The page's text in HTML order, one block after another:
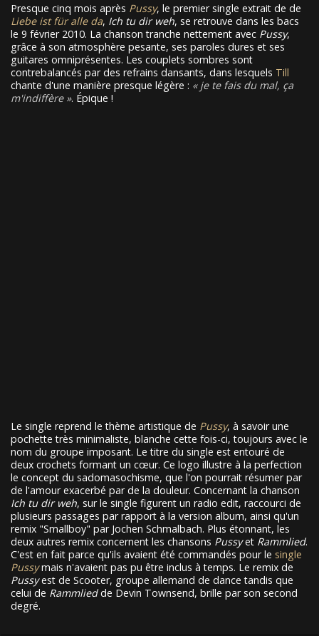
Presque cinq mois après Pussy, le premier single extrait de de
Liebe ist für alle da, Ich tu dir weh, se retrouve dans les bacs
le 9 février 2010. La chanson tranche nettement avec Pussy,
grâce à son atmosphère pesante, ses paroles dures et ses
guitares omniprésentes. Les couplets sombres sont
contrebalancés par des refrains dansants, dans lesquels Till
chante d'une manière presque légère :
je te fais du mal, ça
m'indiffère . Épique !
Le single reprend le thème artistique de Pussy, à savoir une
pochette très minimaliste, blanche cette fois-ci, toujours avec le
nom du groupe imposant. Le titre du single est entouré de
deux crochets formant un cœur. Ce logo illustre à la perfection
le concept du sadomasochisme, que l'on pourrait résumer par
de l'amour exacerbé par de la douleur. Concernant la chanson
Ich tu dir weh, sur le single figurent un radio edit, raccourci de
plusieurs passages par rapport à la version album, ainsi qu'un
remix "Smallboy" par Jochen Schmalbach. Plus étonnant, les
deux autres remix concernent les chansons Pussyet Rammlied.
C'est en fait parce qu'ils avaient été commandés pour le single
Pussymais n'avaient pas pu être inclus à temps. Le remix de
Pussyest de Scooter, groupe allemand de dance tandis que
celui de Rammliedde Devin Townsend, brille par son second
degré.